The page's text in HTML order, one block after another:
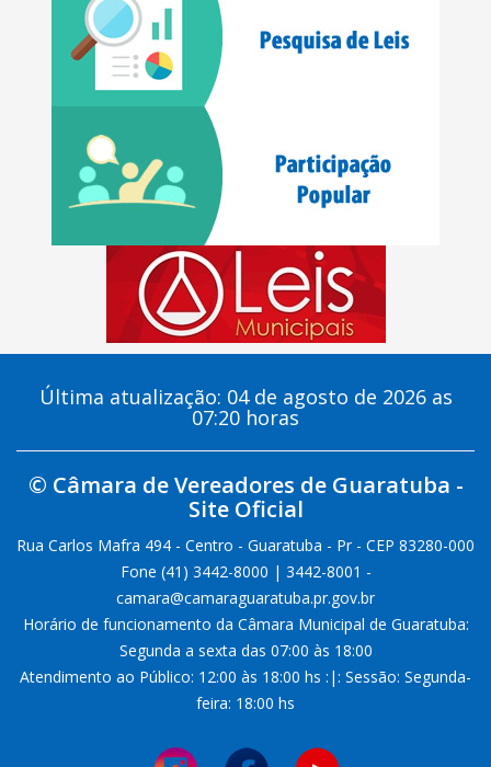
Última atualização: 04 de agosto de 2026 as
07:20 horas
© Câmara de Vereadores de Guaratuba -
Site Oficial
Rua Carlos Mafra 494 - Centro - Guaratuba - Pr - CEP 83280-000
Fone (41) 3442-8000 | 3442-8001 -
camara@camaraguaratuba.pr.gov.br
Horário de funcionamento da Câmara Municipal de Guaratuba:
Segunda a sexta das 07:00 às 18:00
Atendimento ao Público: 12:00 às 18:00 hs :|: Sessão: Segunda-
feira: 18:00 hs